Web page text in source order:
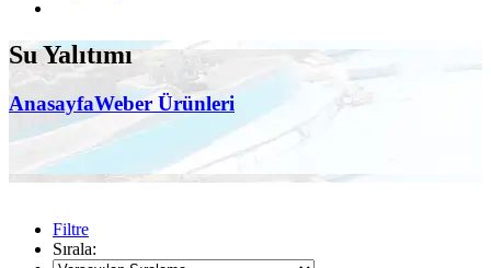
Su Yalıtımı
AnasayfaWeber Ürünleri
Filtre
Sırala: